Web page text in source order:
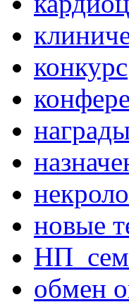
конкурс
новые
обмен